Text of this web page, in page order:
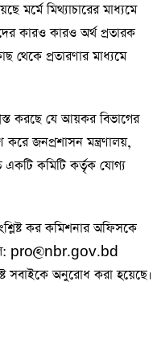
মর্মে মিথ্যাচারের মাধ্যমে
কারও কারও অর্থ প্রতারক
থেকে প্রতারণার মাধ্যমে
করছে যে আয়কর বিভাগের
করে জনপ্রশাসন মন্ত্রণালয়,
একটি কমিটি কর্তৃক যোগ্য
কর কমিশনার অফিসকে
pro@nbr.gov.bd
সবাইকে অনুরোধ করা হয়েছে।